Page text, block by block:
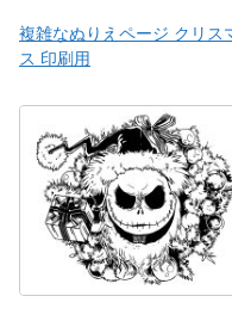
複雑なぬりえページ クリス
ス 印刷用